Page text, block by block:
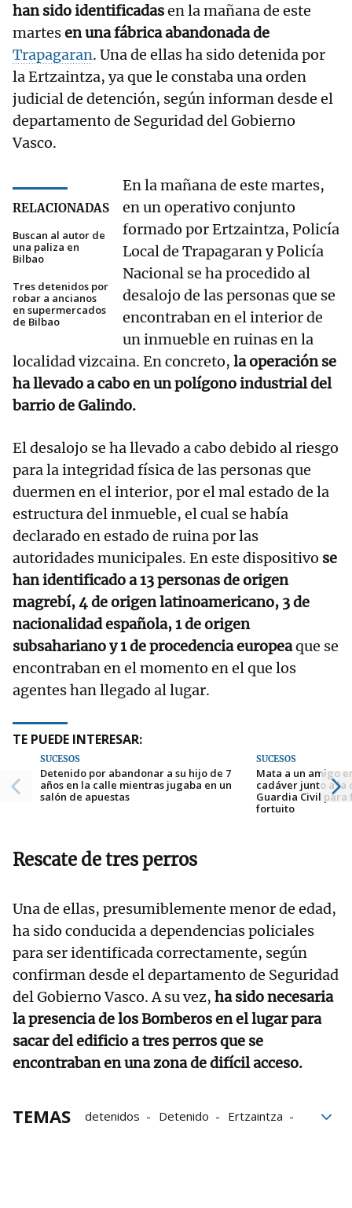
han sido identificadasen la mañana de este
martesen una fábrica abandonada de
Trapagaran. Una de ellas ha sido detenida por
la Ertzaintza, ya que le constaba una orden
judicial de detención, según informan desde el
departamento de Seguridad del Gobierno
Vasco.
RELACIONADAS
Buscan al autor de
una paliza en
Bilbao
Tres detenidos por
robar a ancianos
en supermercados
de Bilbao
En la mañana de este martes,
en un operativo conjunto
formado por Ertzaintza, Policía
Local de Trapagaran y Policía
Nacional se ha procedido al
desalojo de las personas que se
encontraban en el interior de
un inmueble en ruinas en la
localidad vizcaina. En concreto, la operación se
ha llevado a cabo en un polígono industrial del
barrio de Galindo.
El desalojo se ha llevado a cabo debido al riesgo
para la integridad física de las personas que
duermen en el interior, por el mal estado de la
estructura del inmueble, el cual se había
declarado en estado de ruina por las
autoridades municipales. En este dispositivo se
han identificado a 13 personas de origen
magrebí, 4 de origen latinoamericano, 3 de
nacionalidad española, 1 de origen
subsahariano y 1 de procedencia europeaque se
encontraban en el momento en el que los
agentes han llegado al lugar.
TE PUEDE INTERESAR:
SUCESOS
Detenido por abandonar a su hijo de 7
años en la calle mientras jugaba en un
salón de apuestas
SUCESOS
Mata a un amigo
cadáver junto a la
Guardia Civil
fortuito
Rescate de tres perros
Una de ellas, presumiblemente menor de edad,
ha sido conducida a dependencias policiales
para ser identificada correctamente, según
confirman desde el departamento de Seguridad
del Gobierno Vasco. A su vez, ha sido necesaria
la presencia de los Bomberos en el lugar para
sacar del edificio a tres perros que se
encontraban en una zona de difícil acceso.
TEMAS detenidos Detenido
Ertzaintza